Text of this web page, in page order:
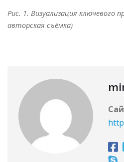
Рис. 1. Визуализация ключевого
авторская съёмка)